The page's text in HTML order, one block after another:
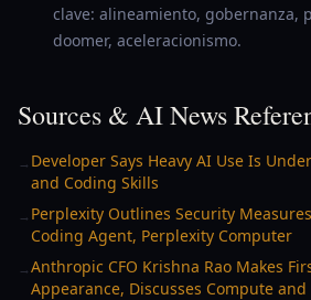
clave: alineamiento, gobernanza,
doomer, aceleracionismo.
Sources & AI News
→ Developer Says Heavy AI Use Is
and Coding Skills
→ Perplexity Outlines Security
Coding Agent, Perplexity Computer
→Anthropic CFO Krishna Rao Makes
Appearance, Discusses Compute and